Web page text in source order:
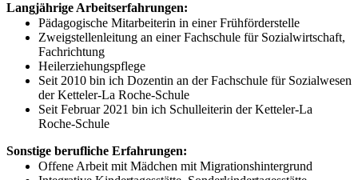
Langjährige Arbeitserfahrungen:
Pädagogische Mitarbeiterin in einer Frühförderstelle
Zweigstellenleitung an einer Fachschule für Sozialwirtschaft,
Fachrichtung
Heilerziehungspflege
Seit 2010 bin ich Dozentin an der Fachschule für Sozialwesen
der Ketteler-La Roche-Schule
Seit Februar 2021 bin ich Schulleiterin der Ketteler-La
Roche-Schule
Sonstige berufliche Erfahrungen:
Offene Arbeit mit Mädchen mit Migrationshintergrund